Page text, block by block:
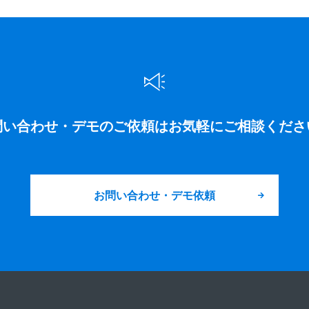
合わせ・デモのご依頼はお気軽にご相談くだ
お問い合わせ・デモ依頼